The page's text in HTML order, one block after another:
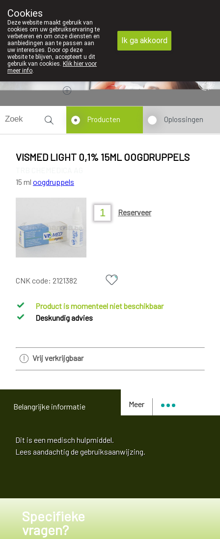
contact in de apotheek zeer belangrijk, vandaar dat wij geen
02/5135502
Vandaag
Producten Oplossingen
VISMED LIGHT 0,1% 15ML OOGDRUPPELS
15 ml oogdruppels
Reserveer
CNK code: 2121382
Product is momenteel niet beschikbaar
Deskundig advies
Vrij verkrijgbaar
Meer
Belangrijke informatie
Dit is een medisch hulpmiddel.
Lees aandachtig de gebruiksaanwijzing.
Specifieke
vragen?
Cookies
Deze website maakt gebruik van
cookies om uw gebruikservaring te
verbeteren en om onze diensten en
aanbiedingen aan te passen aan
uw interesses. Door op deze
website te blijven, accepteert u dit
gebruik van cookies. Klik hier voor
meer info.
Ik ga akkoord